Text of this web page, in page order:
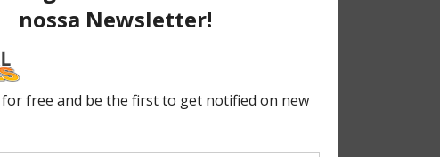
se de pé e ativo para surfar com
nesses últimos anos.